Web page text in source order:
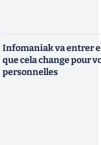
Infomaniak va entrer
que cela change pour
personnelles